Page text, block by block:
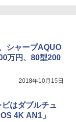
シャープAQUO
万円、80型200
2018年10月15日
はダブルチュ
4K AN1」